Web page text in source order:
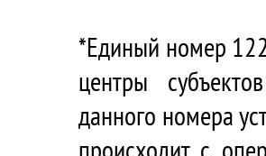
*Единый номер
центры
данного номера